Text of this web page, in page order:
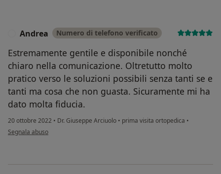
Andrea Numero di telefono verificato
Estremamente gentile e disponibile nonché
chiaro nella comunicazione. Oltretutto molto
pratico verso le soluzioni possibili senza tanti se e
tanti ma cosa che non guasta. Sicuramente mi ha
dato molta fiducia.
20 ottobre 2022 • Dr. Giuseppe Arciuolo • prima visita ortopedica •
secondo l'opinione dell'utente Andrea
Segnala abuso